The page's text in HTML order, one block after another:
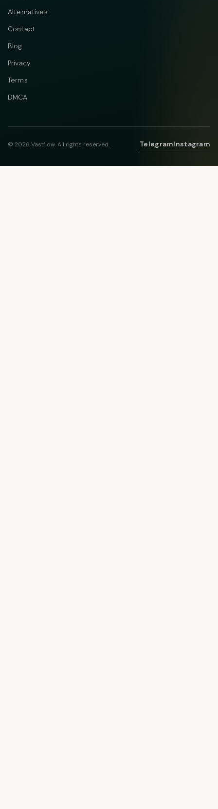
Alternatives
Contact
Blog
Privacy
Terms
DMCA
© 2026 Vastflow. All rights reserved. TelegramInstagram